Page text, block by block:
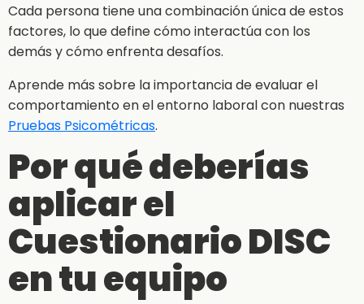
Cada persona tiene una combinación única de estos
factores, lo que define cómo interactúa con los
demás y cómo enfrenta desafíos.
Aprende más sobre la importancia de evaluar el
comportamiento en el entorno laboral con nuestras
Pruebas Psicométricas.
Por qué deberías
aplicar el
Cuestionario DISC
en tu equipo